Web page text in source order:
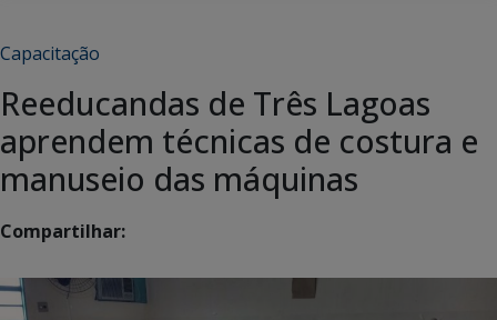
Capacitação
Reeducandas de Três Lagoas
aprendem técnicas de costura e
manuseio das máquinas
Compartilhar: